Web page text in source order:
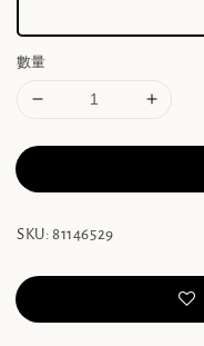
數量
SKU: 81146529